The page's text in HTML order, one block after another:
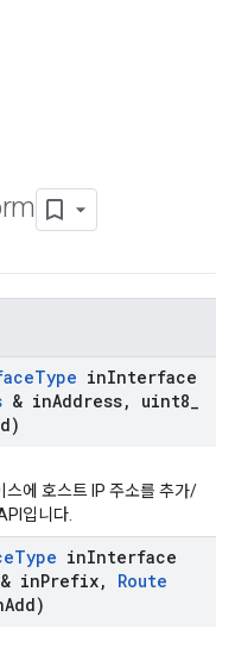
Type inInterface
& inAddress, uint8
에 호스트 IP 주소를 추가/
입니다.
Type inInterface
& inPrefix,
Route
Add)